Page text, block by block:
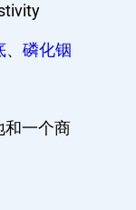
、 磷化铟
和一个商